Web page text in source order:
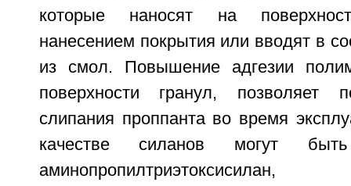
которые наносят на
нанесением покрытия или вводят в
из смол. Повышение адгезии
поверхности гранул, позволяет
слипания проппанта во время
качестве силанов могут
аминопропилтриэтоксисилан,